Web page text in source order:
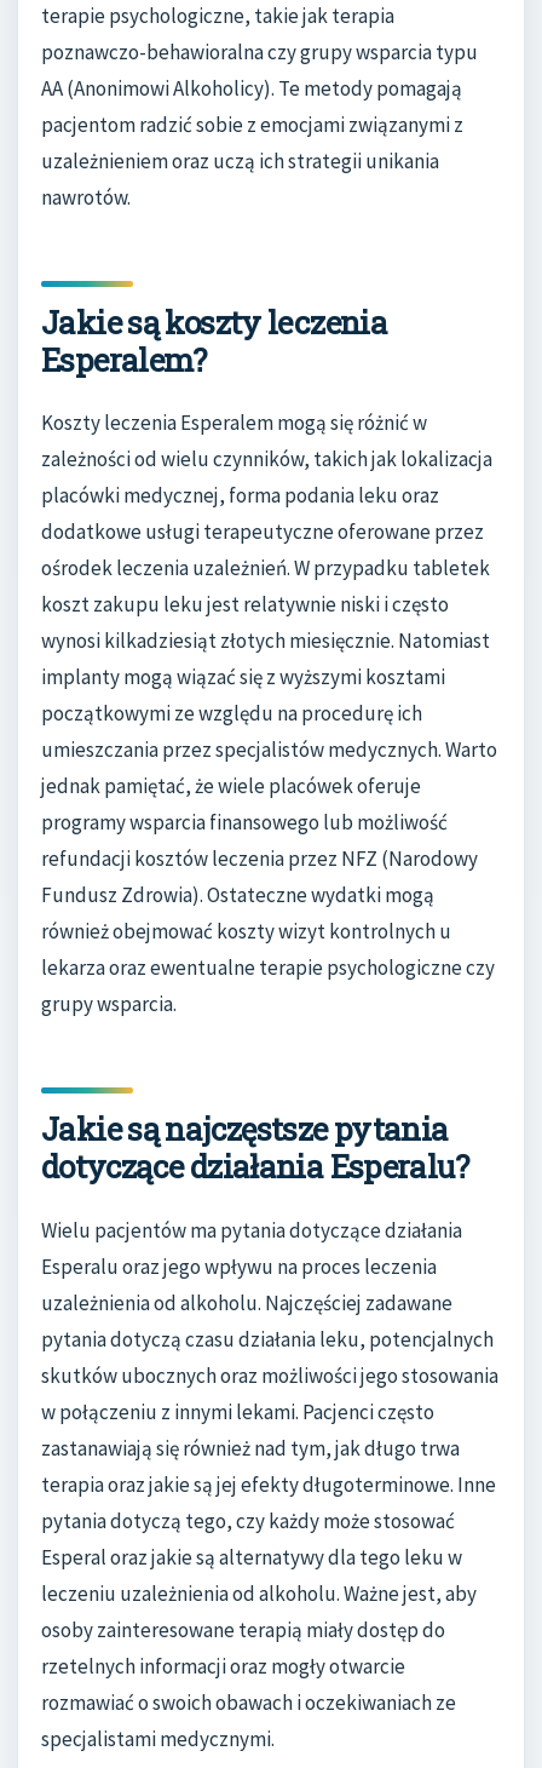
terapie psychologiczne, takie jak terapia
poznawczo-behawioralna czy grupy wsparcia typu
AA (Anonimowi Alkoholicy). Te metody pomagają
pacjentom radzić sobie z emocjami związanymi z
uzależnieniem oraz uczą ich strategii unikania
nawrotów.
Jakie są koszty leczenia
Esperalem?
Koszty leczenia Esperalem mogą się różnić w
zależności od wielu czynników, takich jak lokalizacja
placówki medycznej, forma podania leku oraz
dodatkowe usługi terapeutyczne oferowane przez
ośrodek leczenia uzależnień. W przypadku tabletek
koszt zakupu leku jest relatywnie niski i często
wynosi kilkadziesiąt złotych miesięcznie. Natomiast
implanty mogą wiązać się z wyższymi kosztami
początkowymi ze względu na procedurę ich
umieszczania przez specjalistów medycznych. Warto
jednak pamiętać, że wiele placówek oferuje
programy wsparcia finansowego lub możliwość
refundacji kosztów leczenia przez NFZ (Narodowy
Fundusz Zdrowia). Ostateczne wydatki mogą
również obejmować koszty wizyt kontrolnych u
lekarza oraz ewentualne terapie psychologiczne czy
grupy wsparcia.
Jakie są najczęstsze pytania
dotyczące działania Esperalu?
Wielu pacjentów ma pytania dotyczące działania
Esperalu oraz jego wpływu na proces leczenia
uzależnienia od alkoholu. Najczęściej zadawane
pytania dotyczą czasu działania leku, potencjalnych
skutków ubocznych oraz możliwości jego stosowania
w połączeniu z innymi lekami. Pacjenci często
zastanawiają się również nad tym, jak długo trwa
terapia oraz jakie są jej efekty długoterminowe. Inne
pytania dotyczą tego, czy każdy może stosować
Esperal oraz jakie są alternatywy dla tego leku w
leczeniu uzależnienia od alkoholu. Ważne jest, aby
osoby zainteresowane terapią miały dostęp do
rzetelnych informacji oraz mogły otwarcie
rozmawiać o swoich obawach i oczekiwaniach ze
specjalistami medycznymi.